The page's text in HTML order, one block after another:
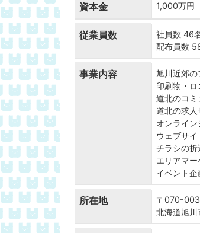
資本金 1,000万円
従業員数
社員数 46
配布員数
事業内容
旭川近郊
印刷物・
道北のコ
道北の求
オンライ
ウェブサ
チラシの
エリアマ
イベント企
所在地
〒070-
北海道旭